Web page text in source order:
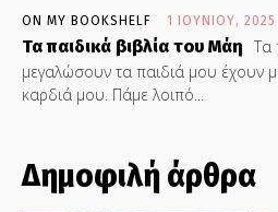
ON MY BOOKSHELF 1 ΙΟΥΝΊΟΥ, 2025
Τα παιδικά βιβλία του Μάη Τα
μεγαλώσουν τα παιδιά μου έχουν
καρδιά μου. Πάμε λοιπό...
Δημοφιλή άρθρα